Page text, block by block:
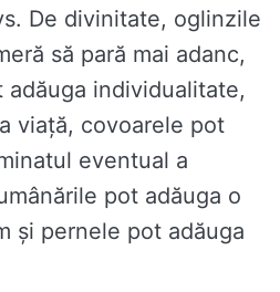
De divinitate, oglinzile
să pară mai adanc,
individualitate,
viață, covoarele pot
eventual a
pot adăuga o
și pernele pot adăuga